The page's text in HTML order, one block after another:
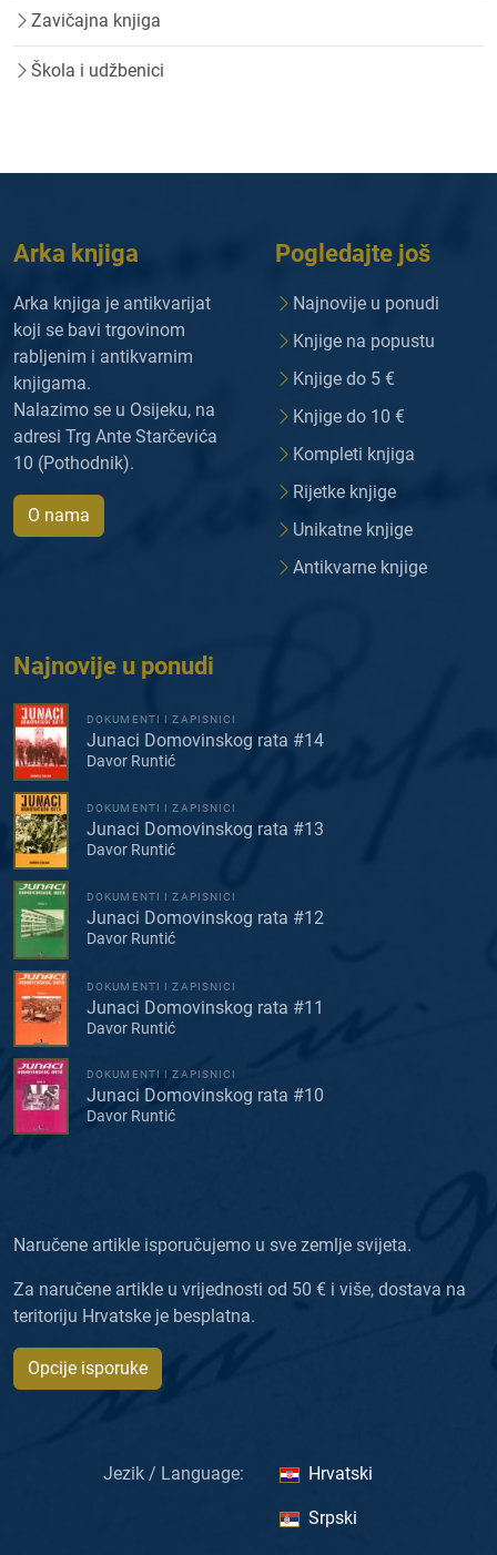
Zavičajna knjiga
Škola i udžbenici
Arka knjiga
Arka knjiga je antikvarijat
koji se bavi trgovinom
rabljenim i antikvarnim
knjigama.
Nalazimo se u Osijeku, na
adresi Trg Ante Starčevića
10 (Pothodnik).
O nama
Pogledajte još
Najnovije u ponudi
Knjige na popustu
Knjige do 5 €
Knjige do 10 €
Kompleti knjiga
Rijetke knjige
Unikatne knjige
Antikvarne knjige
Najnovije u ponudi
DOKUMENTI I ZAPISNICI
Junaci Domovinskog rata #14
Davor Runtić
DOKUMENTI I ZAPISNICI
Junaci Domovinskog rata #13
Davor Runtić
DOKUMENTI I ZAPISNICI
Junaci Domovinskog rata #12
Davor Runtić
DOKUMENTI I ZAPISNICI
Junaci Domovinskog rata #11
Davor Runtić
DOKUMENTI I ZAPISNICI
Junaci Domovinskog rata #10
Davor Runtić
Naručene artikle isporučujemo u sve zemlje svijeta.
Za naručene artikle u vrijednosti od 50 € i više, dostava na
teritoriju Hrvatske je besplatna.
Opcije isporuke
Jezik / Language: Hrvatski
Srpski